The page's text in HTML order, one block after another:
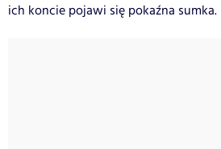
ich koncie pojawi się pokaźna sumka.